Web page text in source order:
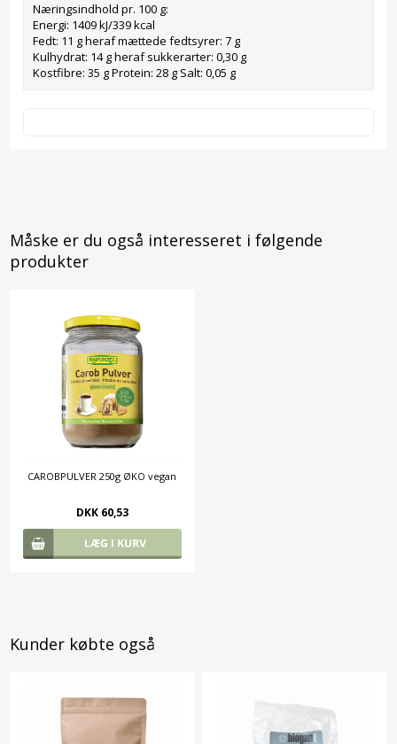
Næringsindhold pr. 100 g:
Energi: 1409 kJ/339 kcal
Fedt: 11 g heraf mættede fedtsyrer: 7 g
Kulhydrat: 14 g heraf sukkerarter: 0,30 g
Kostfibre: 35 g Protein: 28 g Salt: 0,05 g
Måske er du også interesseret i følgende
produkter
CAROBPULVER 250g ØKO vegan
DKK 60,53
Kunder købte også